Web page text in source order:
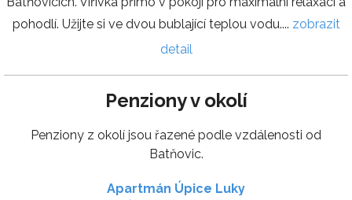
pohodlí. Užijte si ve dvou bublající teplou vodu.... zobrazit
detail
Penziony v okolí
Penziony z okolí jsou řazené podle vzdálenosti od
Batňovic.
Apartmán Úpice Luky